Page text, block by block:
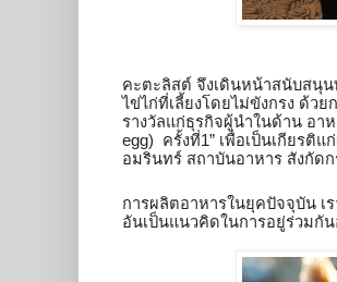
คะตะลิสต์ จึงเดินหน้าสนับสนุน
ไข่ไก่ที่เลี้ยงโดยไม่ขังกรง ด้ว
รางวัลแก่ธุรกิจผู้นำในด้าน อา
egg)  ครั้งที่1” เพื่อเป็นเกียร
อมรินทร์ สถาบันอาหาร สังกัดก
การผลิตอาหารในยุคปัจจุบัน เ
อันเป็นแนวคิดในการอยู่ร่วมกัน